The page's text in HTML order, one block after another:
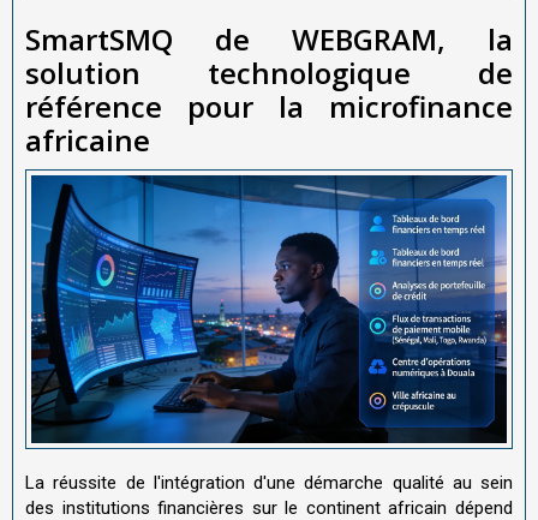
SmartSMQ de WEBGRAM, la
solution technologique de
référence pour la microfinance
africaine
La réussite de l'intégration d'une démarche qualité au sein
des institutions financières sur le continent africain dépend